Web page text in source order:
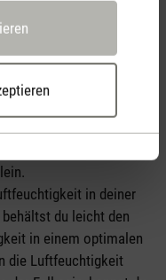
oder
für einen
in deiner
behältst du leicht den
in einem optimalen
die Luftfeuchtigkeit